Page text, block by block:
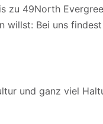
zu 49North
Bei uns
und ganz viel